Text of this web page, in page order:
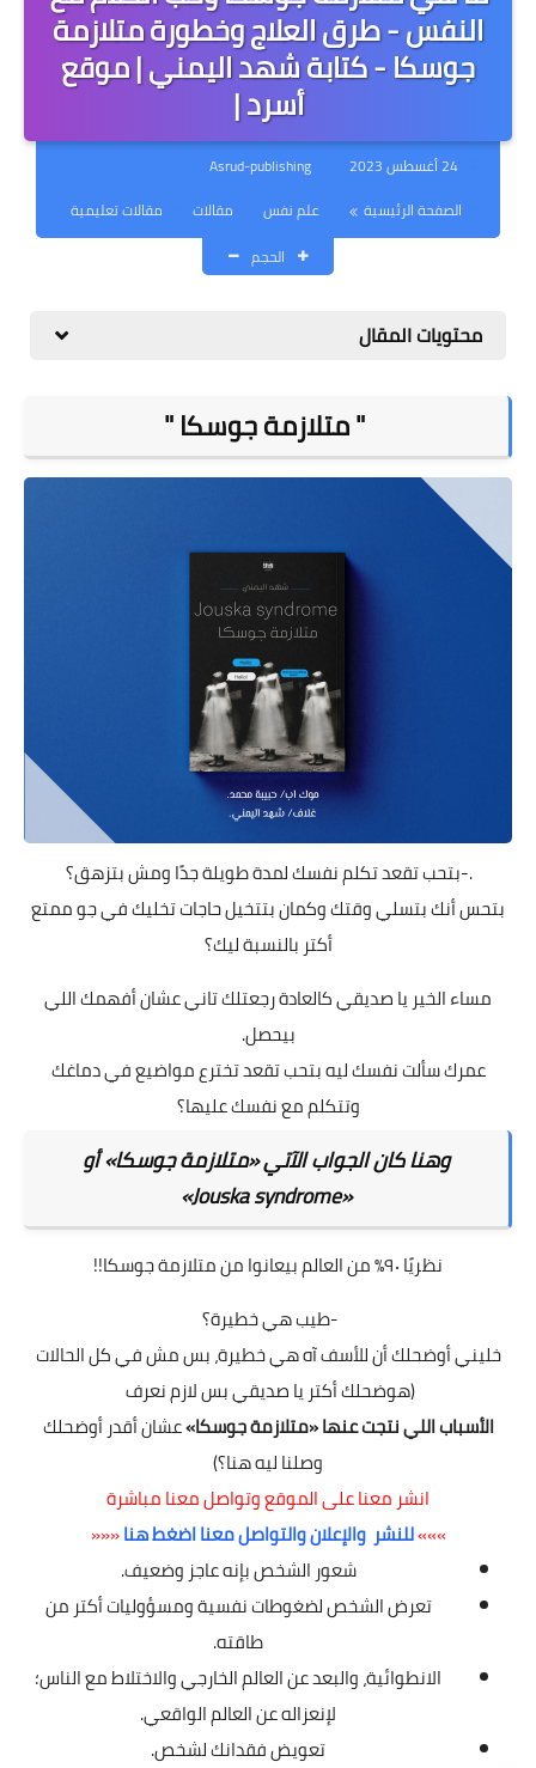
مقالات
كتب
دورة - كورس - تعليم
الكتابة
النفس - طرق العلاج وخطورة متلازمة
جوسكا - كتابة شهد اليمني | موقع
أسرد |
24 أغسطس 2023
Asrud-publishing
الصفحة الرئيسية
علم نفس مقالات
مقالات تعليمية
الحجم
محتويات المقال
" متلازمة جوسكا "
.-بتحب تقعد تكلم نفسك لمدة طويلة جدًا ومش بتزهق؟
بتحس أنك بتسلي وقتك وكمان بتتخيل حاجات تخليك في جو ممتع
أكتر بالنسبة ليك؟
مساء الخير يا صديقي كالعادة رجعتلك تاني عشان أفهمك اللي
بيحصل.
عمرك سألت نفسك ليه بتحب تقعد تخترع مواضيع في دماغك
وتتكلم مع نفسك عليها؟
وهنا كان الجواب الآتي «متلازمة جوسكا» أو
«Jouska syndrome»
نظريًا ٩٠٪ من العالم بيعانوا من متلازمة جوسكا!!
-طيب هي خطيرة؟
خليني أوضحلك أن للأسف آه هي خطيرة، بس مش في كل الحالات
(هوضحلك أكتر يا صديقي بس لازم نعرف
الأسباب اللي نتجت عنها «متلازمة جوسكا»عشان أقدر أوضحلك
وصلنا ليه هنا؟)
انشر معنا على الموقع وتواصل معنا مباشرة
»»»للنشر والإعلان والتواصل معنا اضغط هنا«««
شعور الشخص بإنه عاجز وضعيف.
تعرض الشخص لضغوطات نفسية ومسؤوليات أكتر من
طاقته.
الانطوائية، والبعد عن العالم الخارجي والاختلاط مع الناس؛
لإنعزاله عن العالم الواقعي.
تعويض فقدانك لشخص.